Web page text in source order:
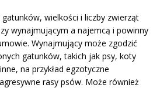
wielkości i liczby zwierząt
wynajmującym a najemcą i powinny
Wynajmujący może zgodzić
gatunków, takich jak psy, koty
na przykład egzotyczne
rasy psów. Może również